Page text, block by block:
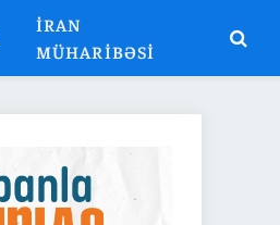
İRAN
MÜHARIBƏSI